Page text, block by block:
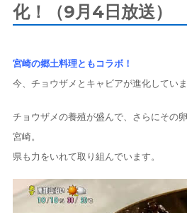
化！（9月4日放送）
宮崎の郷土料理ともコラボ！
今、チョウザメとキャビアが進化していま
チョウザメの養殖が盛んで、さらにその
宮崎。
県も力をいれて取り組んでいます。